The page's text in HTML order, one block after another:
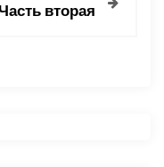
вторая